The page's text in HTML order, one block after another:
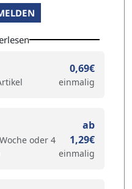
0,69€
einmalig
oder 4
ab
1,29€
einmalig